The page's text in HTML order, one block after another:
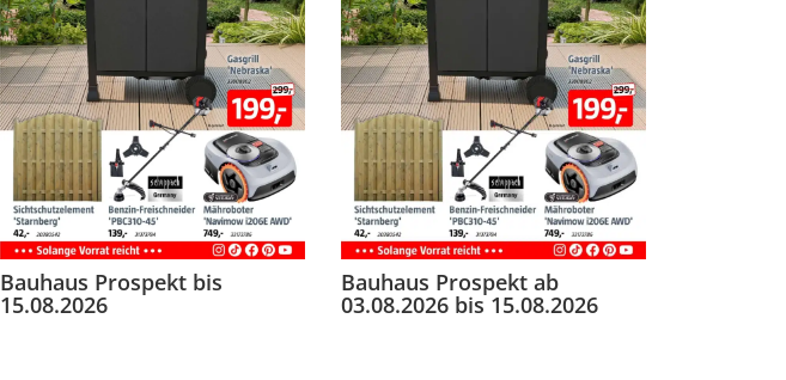
Bauhaus Prospekt bis
15.08.2026
Bauhaus Prospekt ab
03.08.2026 bis 15.08.2026